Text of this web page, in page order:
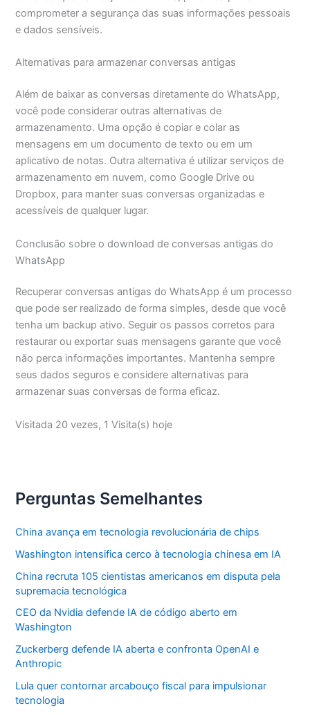
comprometer a segurança das suas informações pessoais
e dados sensíveis.
Alternativas para armazenar conversas antigas
Além de baixar as conversas diretamente do WhatsApp,
você pode considerar outras alternativas de
armazenamento. Uma opção é copiar e colar as
mensagens em um documento de texto ou em um
aplicativo de notas. Outra alternativa é utilizar serviços de
armazenamento em nuvem, como Google Drive ou
Dropbox, para manter suas conversas organizadas e
acessíveis de qualquer lugar.
Conclusão sobre o download de conversas antigas do
WhatsApp
Recuperar conversas antigas do WhatsApp é um processo
que pode ser realizado de forma simples, desde que você
tenha um backup ativo. Seguir os passos corretos para
restaurar ou exportar suas mensagens garante que você
não perca informações importantes. Mantenha sempre
seus dados seguros e considere alternativas para
armazenar suas conversas de forma eficaz.
Visitada 20 vezes, 1 Visita(s) hoje
Perguntas Semelhantes
China avança em tecnologia revolucionária de chips
Washington intensifica cerco à tecnologia chinesa em IA
China recruta 105 cientistas americanos em disputa pela
supremacia tecnológica
CEO da Nvidia defende IA de código aberto em
Washington
Zuckerberg defende IA aberta e confronta OpenAI e
Anthropic
Lula quer contornar arcabouço fiscal para impulsionar
tecnologia